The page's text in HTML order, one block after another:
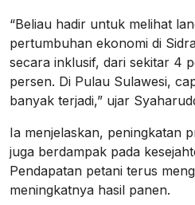
“Beliau hadir untuk melihat
pertumbuhan ekonomi di
secara inklusif, dari sekitar 4
persen. Di Pulau Sulawesi,
banyak terjadi,” ujar
Ia menjelaskan, peningkatan
juga berdampak pada
Pendapatan petani terus
meningkatnya hasil panen.